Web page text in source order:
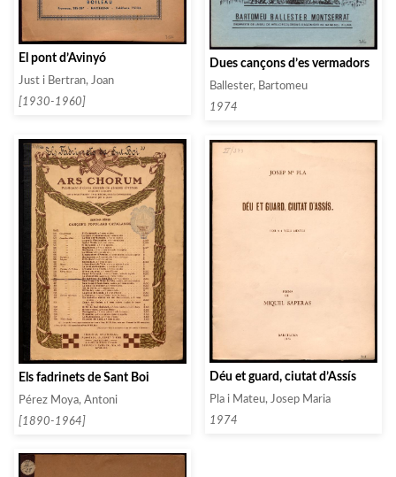
El pont d’Avinyó
Just i Bertran, Joan
[1930-1960]
Dues cançons d’es vermadors
Ballester, Bartomeu
1974
Els fadrinets de Sant Boi
Pérez Moya, Antoni
[1890-1964]
Déu et guard, ciutat d’Assís
Pla i Mateu, Josep Maria
1974